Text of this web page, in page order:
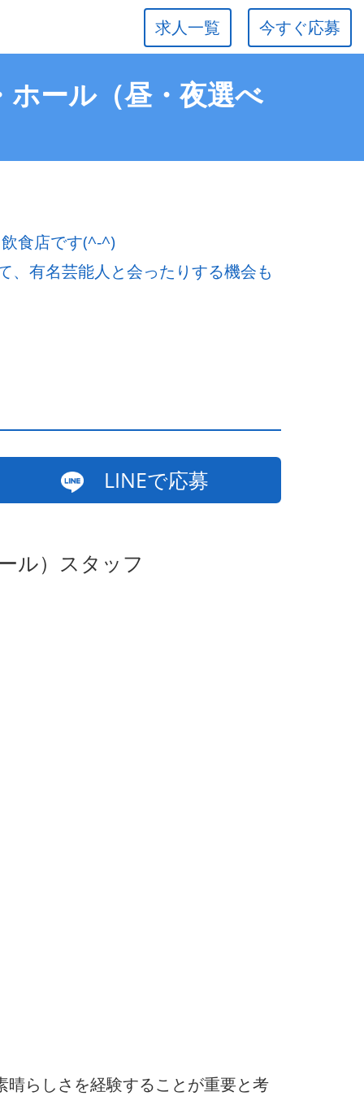
今すぐ応募
求人一覧
ール（昼・夜選べ
食店です(^-^)
、有名芸能人と会ったりする機会も
LINEで応募
ル）スタッフ
らしさを経験することが重要と考